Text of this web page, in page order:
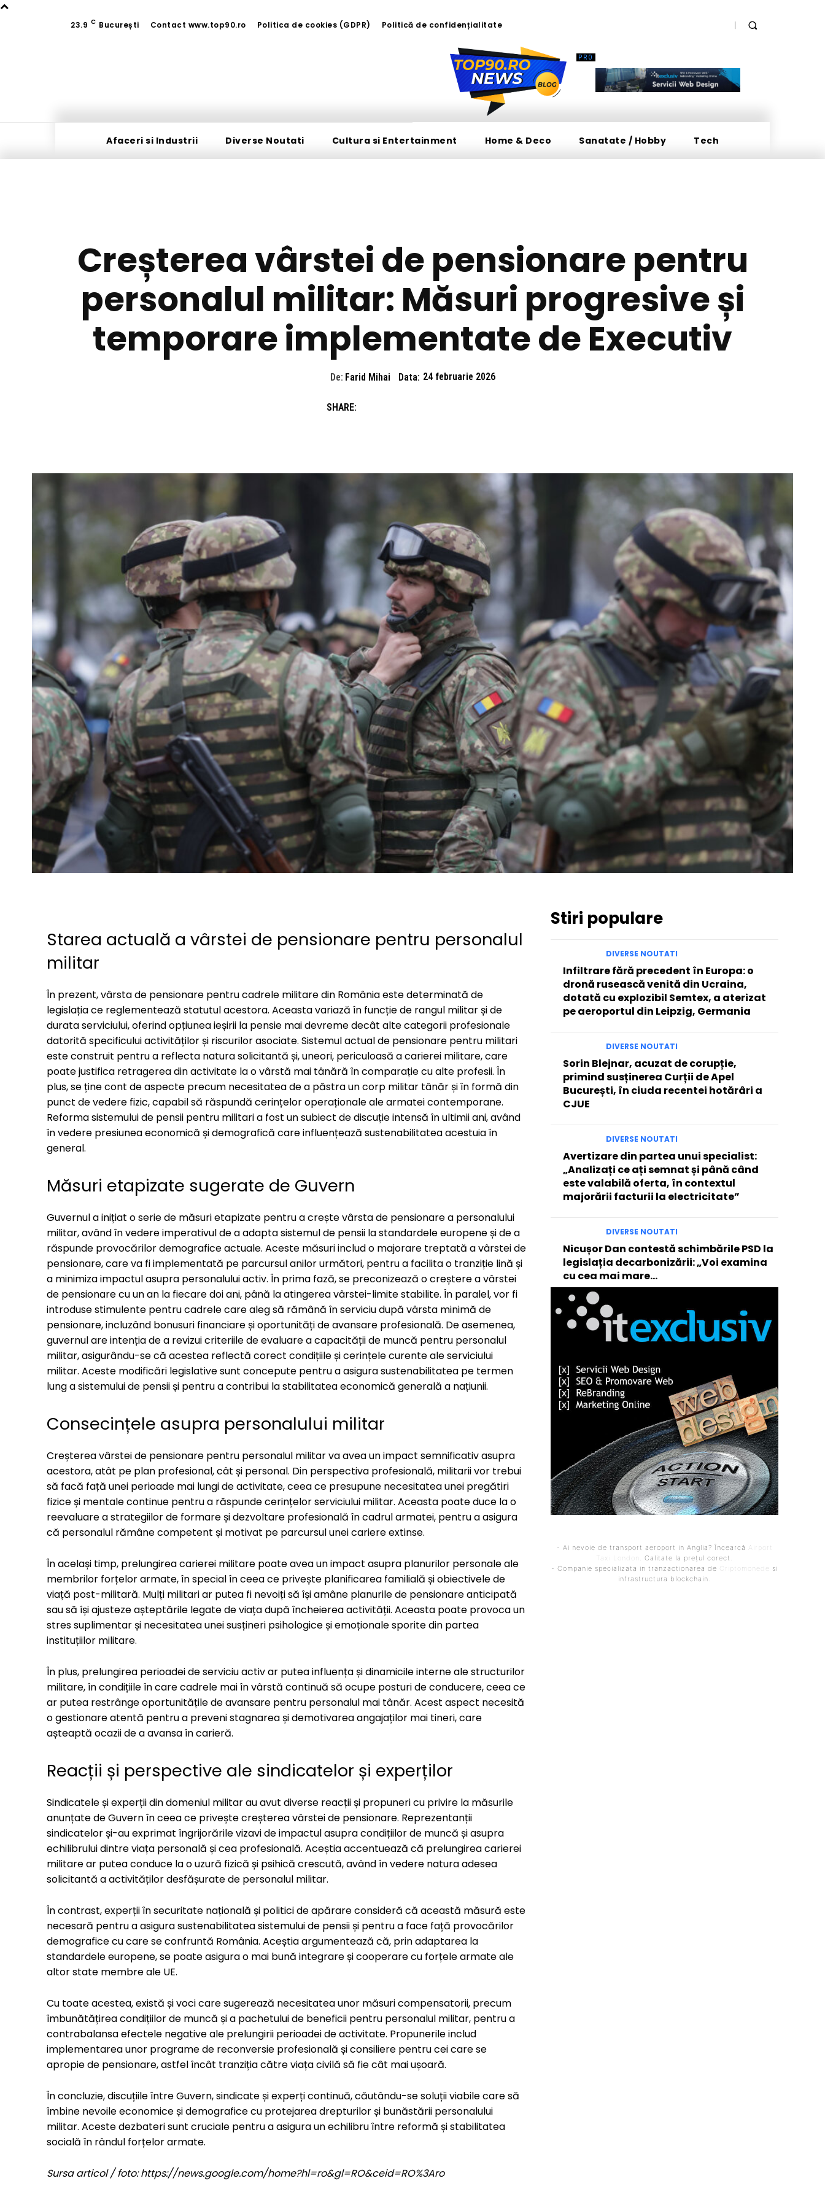
23.9 C București Contact www.top90.ro Politica de cookies (GDPR) Politică de confidențialitate
Afaceri si Industrii Diverse Noutati Cultura si Entertainment Home & Deco Sanatate / Hobby Tech
Creșterea vârstei de pensionare pentru
personalul militar: Măsuri progresive și
temporare implementate de Executiv
De: Farid Mihai Data: 24 februarie 2026
SHARE:
Starea actuală a vârstei de pensionare pentru personalul
militar
În prezent, vârsta de pensionare pentru cadrele militare din România este determinată de
legislația ce reglementează statutul acestora. Aceasta variază în funcție de rangul militar și de
durata serviciului, oferind opțiunea ieșirii la pensie mai devreme decât alte categorii profesionale
datorită specificului activităților și riscurilor asociate. Sistemul actual de pensionare pentru militari
este construit pentru a reflecta natura solicitantă și, uneori, periculoasă a carierei militare, care
poate justifica retragerea din activitate la o vârstă mai tânără în comparație cu alte profesii. În
plus, se ține cont de aspecte precum necesitatea de a păstra un corp militar tânăr și în formă din
punct de vedere fizic, capabil să răspundă cerințelor operaționale ale armatei contemporane.
Reforma sistemului de pensii pentru militari a fost un subiect de discuție intensă în ultimii ani, având
în vedere presiunea economică și demografică care influențează sustenabilitatea acestuia în
general.
Măsuri etapizate sugerate de Guvern
Guvernul a inițiat o serie de măsuri etapizate pentru a crește vârsta de pensionare a personalului
militar, având în vedere imperativul de a adapta sistemul de pensii la standardele europene și de a
răspunde provocărilor demografice actuale. Aceste măsuri includ o majorare treptată a vârstei de
pensionare, care va fi implementată pe parcursul anilor următori, pentru a facilita o tranziție lină și
a minimiza impactul asupra personalului activ. În prima fază, se preconizează o creștere a vârstei
de pensionare cu un an la fiecare doi ani, până la atingerea vârstei-limite stabilite. În paralel, vor fi
introduse stimulente pentru cadrele care aleg să rămână în serviciu după vârsta minimă de
pensionare, incluzând bonusuri financiare și oportunități de avansare profesională. De asemenea,
guvernul are intenția de a revizui criteriile de evaluare a capacității de muncă pentru personalul
militar, asigurându-se că acestea reflectă corect condițiile și cerințele curente ale serviciului
militar. Aceste modificări legislative sunt concepute pentru a asigura sustenabilitatea pe termen
lung a sistemului de pensii și pentru a contribui la stabilitatea economică generală a națiunii.
Consecințele asupra personalului militar
Creșterea vârstei de pensionare pentru personalul militar va avea un impact semnificativ asupra
acestora, atât pe plan profesional, cât și personal. Din perspectiva profesională, militarii vor trebui
să facă față unei perioade mai lungi de activitate, ceea ce presupune necesitatea unei pregătiri
fizice și mentale continue pentru a răspunde cerințelor serviciului militar. Aceasta poate duce la o
reevaluare a strategiilor de formare și dezvoltare profesională în cadrul armatei, pentru a asigura
că personalul rămâne competent și motivat pe parcursul unei cariere extinse.
În același timp, prelungirea carierei militare poate avea un impact asupra planurilor personale ale
membrilor forțelor armate, în special în ceea ce privește planificarea familială și obiectivele de
viață post-militară. Mulți militari ar putea fi nevoiți să își amâne planurile de pensionare anticipată
sau să își ajusteze așteptările legate de viața după încheierea activității. Aceasta poate provoca un
stres suplimentar și necesitatea unei susțineri psihologice și emoționale sporite din partea
instituțiilor militare.
În plus, prelungirea perioadei de serviciu activ ar putea influența și dinamicile interne ale structurilor
militare, în condițiile în care cadrele mai în vârstă continuă să ocupe posturi de conducere, ceea ce
ar putea restrânge oportunitățile de avansare pentru personalul mai tânăr. Acest aspect necesită
o gestionare atentă pentru a preveni stagnarea și demotivarea angajaților mai tineri, care
așteaptă ocazii de a avansa în carieră.
Reacții și perspective ale sindicatelor și experților
Sindicatele și experții din domeniul militar au avut diverse reacții și propuneri cu privire la măsurile
anunțate de Guvern în ceea ce privește creșterea vârstei de pensionare. Reprezentanții
sindicatelor și-au exprimat îngrijorările vizavi de impactul asupra condițiilor de muncă și asupra
echilibrului dintre viața personală și cea profesională. Aceștia accentuează că prelungirea carierei
militare ar putea conduce la o uzură fizică și psihică crescută, având în vedere natura adesea
solicitantă a activităților desfășurate de personalul militar.
În contrast, experții în securitate națională și politici de apărare consideră că această măsură este
necesară pentru a asigura sustenabilitatea sistemului de pensii și pentru a face față provocărilor
demografice cu care se confruntă România. Aceștia argumentează că, prin adaptarea la
standardele europene, se poate asigura o mai bună integrare și cooperare cu forțele armate ale
altor state membre ale UE.
Cu toate acestea, există și voci care sugerează necesitatea unor măsuri compensatorii, precum
îmbunătățirea condițiilor de muncă și a pachetului de beneficii pentru personalul militar, pentru a
contrabalansa efectele negative ale prelungirii perioadei de activitate. Propunerile includ
implementarea unor programe de reconversie profesională și consiliere pentru cei care se
apropie de pensionare, astfel încât tranziția către viața civilă să fie cât mai ușoară.
În concluzie, discuțiile între Guvern, sindicate și experți continuă, căutându-se soluții viabile care să
îmbine nevoile economice și demografice cu protejarea drepturilor și bunăstării personalului
militar. Aceste dezbateri sunt cruciale pentru a asigura un echilibru între reformă și stabilitatea
socială în rândul forțelor armate.
Sursa articol / foto: https://news.google.com/home?hl=ro&gl=RO&ceid=RO%3Aro
Stiri populare
DIVERSE NOUTATI
Infiltrare fără precedent în Europa: o
dronă rusească venită din Ucraina,
dotată cu explozibil Semtex, a aterizat
pe aeroportul din Leipzig, Germania
DIVERSE NOUTATI
Sorin Blejnar, acuzat de corupție,
primind susținerea Curții de Apel
București, în ciuda recentei hotărâri a
CJUE
DIVERSE NOUTATI
Avertizare din partea unui specialist:
„Analizați ce ați semnat și până când
este valabilă oferta, în contextul
majorării facturii la electricitate”
DIVERSE NOUTATI
Nicușor Dan contestă schimbările PSD la
legislația decarbonizării: „Voi examina
cu cea mai mare…
- Ai nevoie de transport aeroport in Anglia? Încearcă Airport
Taxi London
. Calitate la prețul corect.
- Companie specializata in tranzactionarea de
Criptomonede
si
infrastructura blockchain.